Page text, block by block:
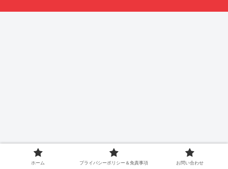
ホーム プライバシーポリシー＆免責事項 お問い合わせ